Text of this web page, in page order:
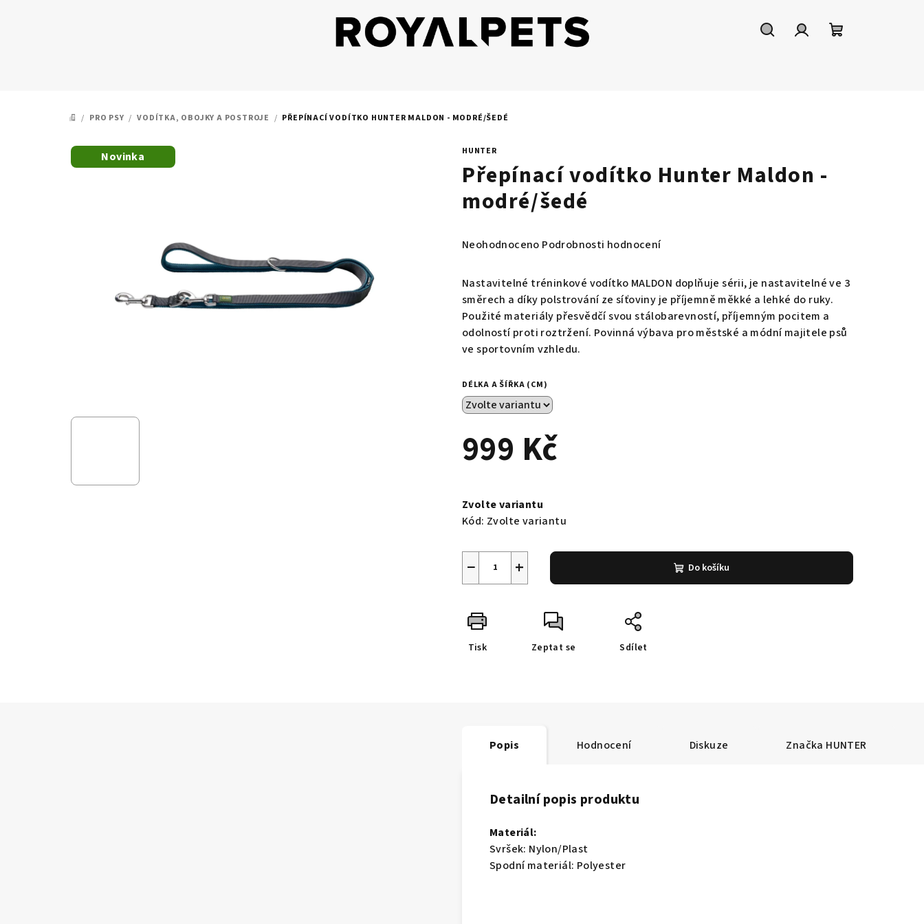
DOMŮ
/ PRO PSY / VODÍTKA, OBOJKY A POSTROJE / PŘEPÍNACÍ VODÍTKO HUNTER MALDON - MODRÉ/ŠEDÉ
HUNTER
Přepínací vodítko Hunter Maldon -
modré/šedé
Průměrné
produktu
0,0
hvězdiček.
Neohodnoceno Podrobnosti hodnocení
Nastavitelné tréninkové vodítko MALDON doplňuje sérii, je nastavitelné ve 3
směrech a díky polstrování ze síťoviny je příjemně měkké a lehké do ruky.
Použité materiály přesvědčí svou stálobarevností, příjemným pocitem a
odolností proti roztržení. Povinná výbava pro městské a módní majitele psů
ve sportovním vzhledu.
DÉLKA A ŠÍŘKA (CM)
999 Kč
cena:
Zvolte variantu
Kód: Zvolte variantu
+
− Do košíku
Tisk Zeptat se Sdílet
Novinka
Popis Hodnocení Diskuze Značka HUNTER
Detailní popis produktu
Materiál:
Svršek: Nylon/Plast
Spodní materiál: Polyester